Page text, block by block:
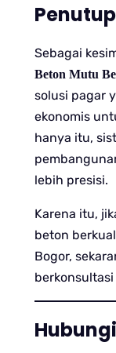
Penutup
Sebagai
Beton Mutu
solusi pagar
ekonomis
hanya itu,
lebih presisi.
Karena itu,
beton
Bogor,